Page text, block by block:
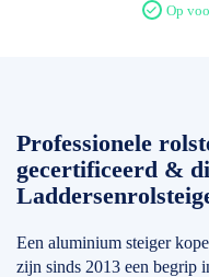
Op
Professionele
gecertificeerd &
Een aluminium steiger
zijn sinds 2013 een begrip